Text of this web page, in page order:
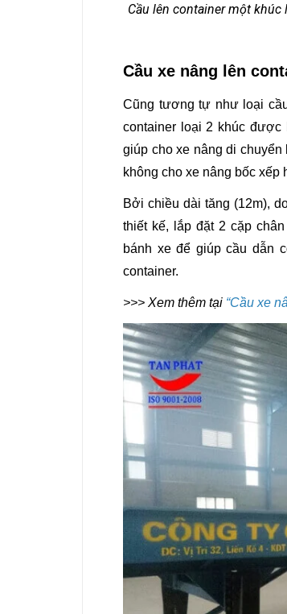
Cầu lên container một
Cầu xe nâng lên
Cũng tương tự như loại
container loại 2 khúc
giúp cho xe nâng di
không cho xe nâng bốc xếp
Bởi chiều dài tăng (12m),
thiết kế, lắp đặt 2 cặp
bánh xe để giúp cầu dẫn
container.
>>> Xem thêm tại “Cầu xe